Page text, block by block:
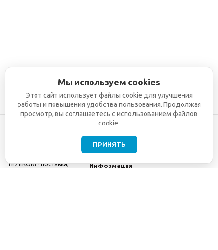
ТЕЛЕКОМ - поставка,
Информация
Мы используем cookies
Этот сайт использует файлы cookie для улучшения
работы и повышения удобства пользования. Продолжая
просмотр, вы соглашаетесь с использованием файлов
cookie.
ПРИНЯТЬ